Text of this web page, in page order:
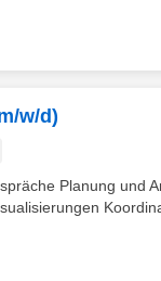
w/d)
Planung und